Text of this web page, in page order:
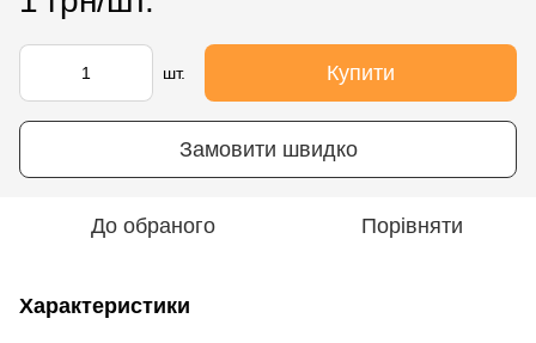
шт. Купити
Замовити швидко
До обраного Порівняти
Характеристики